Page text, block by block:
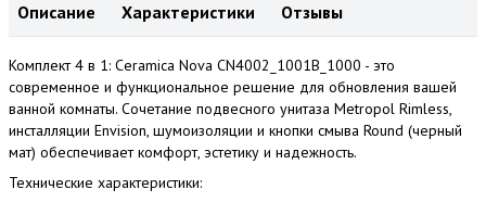
Описание Характеристики Отзывы
Комплект 4 в 1: Ceramica Nova CN4002_1001B_1000 - это
современное и функциональное решение для обновления вашей
ванной комнаты. Сочетание подвесного унитаза Metropol Rimless,
инсталляции Envision, шумоизоляции и кнопки смыва Round (черный
мат) обеспечивает комфорт, эстетику и надежность.
Технические характеристики: